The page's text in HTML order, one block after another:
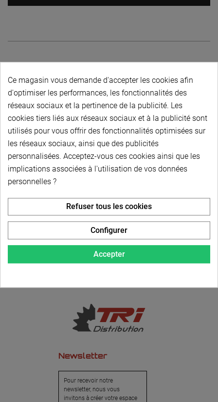
PAIEMENT SÉCURISÉ
Newsletter
Pour recevoir notre
newsletter, nous vous
invitons à créer votre espace
Ce magasin vous demande d'accepter les cookies afin
d'optimiser les performances, les fonctionnalités des
réseaux sociaux et la pertinence de la publicité. Les
cookies tiers liés aux réseaux sociaux et à la publicité sont
utilisés pour vous offrir des fonctionnalités optimisées sur
les réseaux sociaux, ainsi que des publicités
personnalisées. Acceptez-vous ces cookies ainsi que les
implications associées à l'utilisation de vos données
personnelles ?
Accepter
Refuser tous les cookies
Configurer